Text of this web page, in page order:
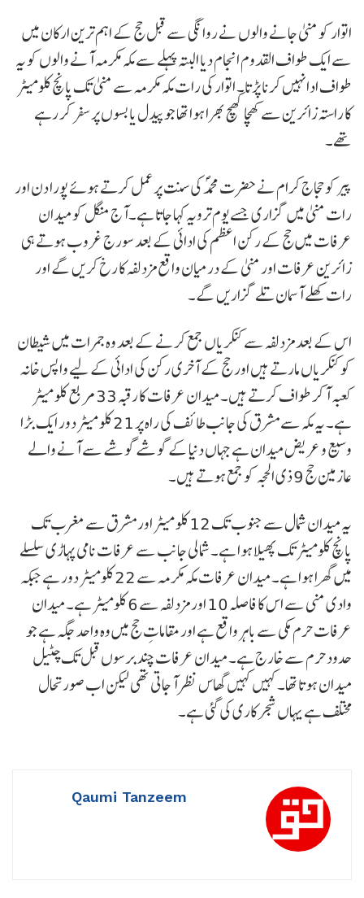
اتوار کو منیٰ جانے والوں نے روانگی سے قبل حج کے اہم ترین ارکان میں
سے ایک طواف القدوم انجام دیا البتہ پہلے سے مکہ مکرمہ آنے والوں کو یہ
طواف ادا نہیں کرنا پڑتا۔ اتوار کی رات مکہ مکرمہ سے منیٰ تک پانچ کلومیٹر
کا راستہ زائرین سے کھچا کھچ بھرا ہوا تھا جو پیدل یا بسوں پر سفر کر رہے
تھے۔
پیر کو حجاج کرام نے حضرت محمدؐ کی سنت پر عمل کرتے ہوئے پورا دن اور
رات منیٰ میں گزاری جسے یوم ترویہ کہا جاتا ہے۔آج منگل کو میدان
عرفات میں حج کے رکن اعظم کی ادائی کے بعد سورج غروب ہوتے ہی
زائرین عرفات اور منیٰ کے درمیان واقع مزدلفہ کا رخ کریں گے اور
رات کھلے آسمان تلے گزاریں گے۔
اس کے بعد مزدلفہ سے کنکریاں جمع کرنے کے بعد وہ جمرات میں شیطان
کو کنکریاں مارتے ہیں اور حج کے آخری رکن کی ادائی کے لیے واپس خانہ
کعبہ آ کر طواف کرتے ہیں۔ میدان عرفات کا رقبہ 33 مربع کلو میٹر
ہے۔ یہ مکہ سے مشرق کی جانب طائف کی راہ پر 21 کلو میٹر دور ایک بڑا
وسیع و عریض میدان ہے جہاں دنیا کے گوشے گوشے سے آنے والے
عازمین حج 9 ذی الحجہ کو جمع ہوتے ہیں۔
یہ میدان شمال سے جنوب تک 12 کلو میٹر اور مشرق سے مغرب تک
پانچ کلومیٹر تک پھیلا ہوا ہے۔ شمالی جانب سے عرفات نامی پہاڑی سلسلے
میں گھرا ہوا ہے۔ میدان عرفات مکہ مکرمہ سے 22 کلومیٹر دور ہے جبکہ
وادی منی سے اس کا فاصلہ 10 اور مزدلفہ سے 6 کلومیٹر ہے۔ میدان
عرفات حرم مکی سے باہر واقع ہے اور مقاماتِ حج میں وہ واحد جگہ ہے جو
حدود حرم سے خارج ہے۔ میدان عرفات چند برسوں قبل تک چٹیل
میدان ہوتا تھا۔ کہیں کہیں گھاس نظر آ جاتی تھی لیکن اب صورتحال
مختلف ہے یہاں شجر کاری کی گئی ہے۔
Qaumi Tanzeem